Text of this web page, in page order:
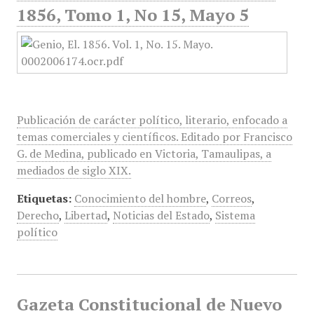
1856, Tomo 1, No 15, Mayo 5
Publicación de carácter político, literario, enfocado a
temas comerciales y científicos. Editado por Francisco
G. de Medina, publicado en Victoria, Tamaulipas, a
mediados de siglo XIX.
Etiquetas: Conocimiento del hombre, Correos,
Derecho, Libertad, Noticias del Estado, Sistema
político
Gazeta Constitucional de Nuevo